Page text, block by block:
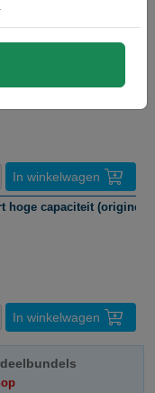
In winkelwagen
hoge capaciteit (origineel)
In winkelwagen